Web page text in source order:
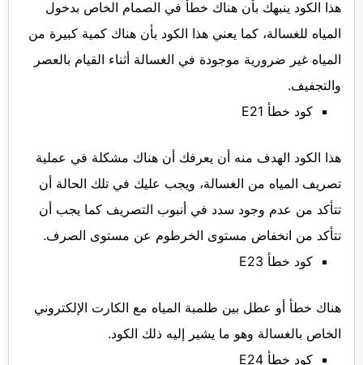
هذا الكود ينبهك بأن هناك خطأ في الصمام الخاص بدخول
المياه للغسالة، كما يعني هذا الكود بأن هناك كمية كبيرة من
المياه غير ضرورية موجودة في الغسالة أثناء القيام بالعصر
والتجفيف.
كود خطأ E21
هذا الكود الهدف منه أن يعرفك أن هناك مشكلة في عملية
تصريف المياه من الغسالة، ويجب عليك في تلك الحالة أن
تتأكد من عدم وجود سدد في أنبوب التصريف كما يجب أن
تتأكد من انخفاض مستوى الخرطوم عن مستوى الصرف.
كود خطأ E23
هناك خطأ أو عطل بين طلمبة المياه مع الكارت الإلكتروني
الخاص بالغسالة وهو ما يشير إليه ذلك الكود.
كود خطأ E24